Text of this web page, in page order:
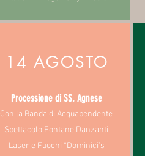
14 AGOSTO
Processione di SS. Agnese
Con la Banda di Acquapendente
Spettacolo Fontane Danzanti
Laser e Fuochi “Dominici’s